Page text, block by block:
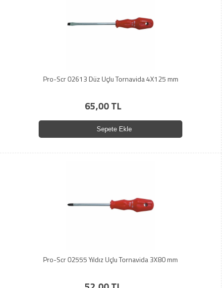
Pro-Scr 02613 Düz Uçlu Tornavida 4X125 mm
65,00 TL
Sepete Ekle
Pro-Scr 02555 Yıldız Uçlu Tornavida 3X80 mm